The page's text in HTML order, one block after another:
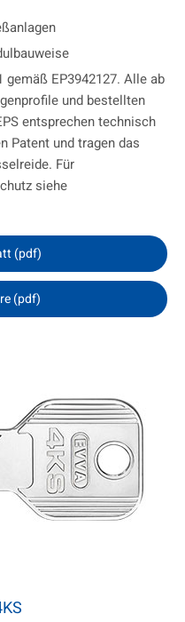
EP3942127. Alle ab
und bestellten
entsprechen technisch
Patent und tragen das
Für
siehe
(pdf)
(pdf)